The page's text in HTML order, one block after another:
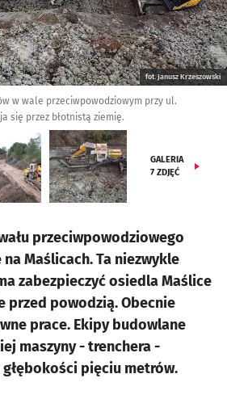
fot. Janusz Krzeszowski
w wale przeciwpowodziowym przy ul.
się przez błotnistą ziemię.
GALERIA
7 ZDJĘĆ
przeciwpowodziowego
Maślicach. Ta niezwykle
zabezpieczyć osiedla Maślice
przed powodzią. Obecnie
prace. Ekipy budowlane
maszyny - trenchera -
pięciu metrów.